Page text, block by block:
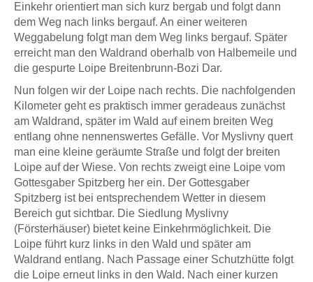
Einkehr orientiert man sich kurz bergab und folgt dann
dem Weg nach links bergauf. An einer weiteren
Weggabelung folgt man dem Weg links bergauf. Später
erreicht man den Waldrand oberhalb von Halbemeile und
die gespurte Loipe Breitenbrunn-Bozi Dar.
Nun folgen wir der Loipe nach rechts. Die nachfolgenden
Kilometer geht es praktisch immer geradeaus zunächst
am Waldrand, später im Wald auf einem breiten Weg
entlang ohne nennenswertes Gefälle. Vor Myslivny quert
man eine kleine geräumte Straße und folgt der breiten
Loipe auf der Wiese. Von rechts zweigt eine Loipe vom
Gottesgaber Spitzberg her ein. Der Gottesgaber
Spitzberg ist bei entsprechendem Wetter in diesem
Bereich gut sichtbar. Die Siedlung Myslivny
(Försterhäuser) bietet keine Einkehrmöglichkeit. Die
Loipe führt kurz links in den Wald und später am
Waldrand entlang. Nach Passage einer Schutzhütte folgt
die Loipe erneut links in den Wald. Nach einer kurzen